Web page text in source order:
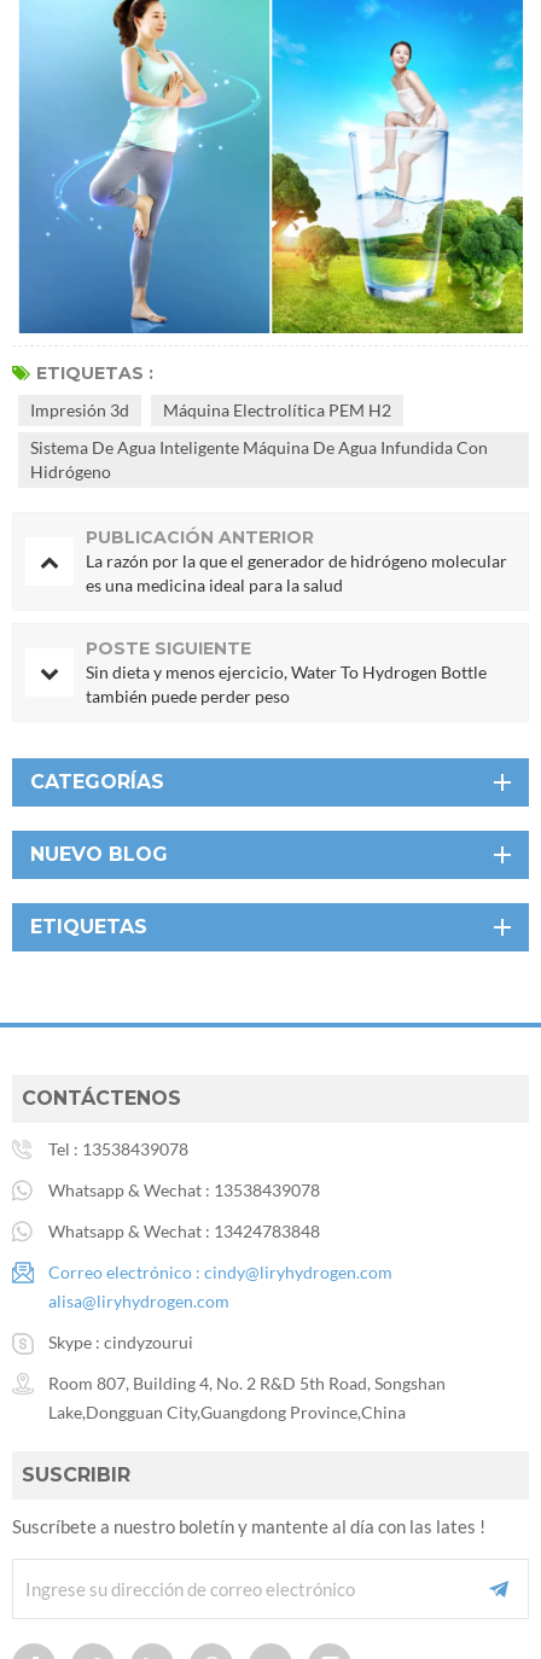
ETIQUETAS :
Impresión 3d
Máquina Electrolítica PEM H2
Sistema De Agua Inteligente Máquina De Agua Infundida Con
Hidrógeno
PUBLICACIÓN ANTERIOR
La razón por la que el generador de hidrógeno molecular
es una medicina ideal para la salud
POSTE SIGUIENTE
Sin dieta y menos ejercicio, Water To Hydrogen Bottle
también puede perder peso
CATEGORÍAS
NUEVO BLOG
ETIQUETAS
CONTÁCTENOS
Tel : 13538439078
Whatsapp & Wechat : 13538439078
Whatsapp & Wechat : 13424783848
Correo electrónico : cindy@liryhydrogen.com
alisa@liryhydrogen.com
Skype : cindyzourui
Room 807, Building 4, No. 2 R&D 5th Road, Songshan
Lake,Dongguan City,Guangdong Province,China
SUSCRIBIR
Suscríbete a nuestro boletín y mantente al día con las lates !